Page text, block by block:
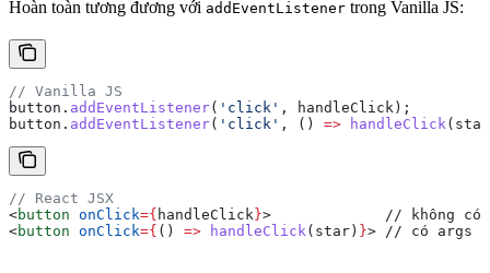
Hoàn toàn tương đương với addEventListener trong Vanilla JS:
// Vanilla JS
button . addEventListener( 'click' , handleClick
button . addEventListener( 'click' , () => handleClick ( star
// React JSX
<button onClick={ handleClick}>
// không có
<button onClick={ () => handleClick ( star) }> // có args